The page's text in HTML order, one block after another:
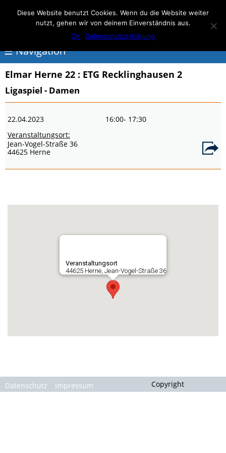
Elmar Herne 22
100% Handball
☰ Navigation
<
Über
Elmar
Herne
Events
Elmar Herne 22 : ETG Recklinghausen 2
Ligaspiel - Damen
22.04.2023 16:00- 17:30
Veranstaltungsort:
Jean-Vogel-Straße 36
44625 Herne
Veranstaltungsort
44625 Herne, Jean-Vogel-Straße 36
Datenschutz Impressum Copyright
Diese Website benutzt Cookies. Wenn du die Website weiter
nutzt, gehen wir von deinem Einverständnis aus.
OK
Datenschutzerklärung